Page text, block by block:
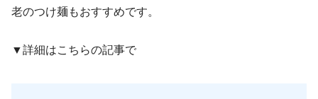
老のつけ麺もおすすめです。
▼詳細はこちらの記事で